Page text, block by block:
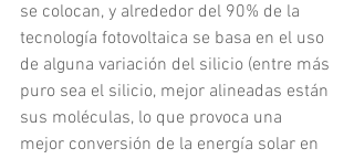
se colocan, y alrededor del 90% de la
tecnología fotovoltaica se basa en el uso
de alguna variación del silicio (entre más
puro sea el silicio, mejor alineadas están
sus moléculas, lo que provoca una
mejor conversión de la energía solar en